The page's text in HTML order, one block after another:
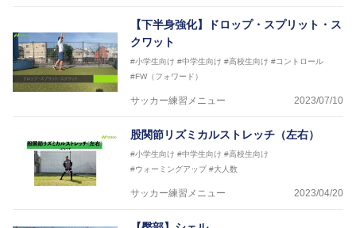
【下半身強化】ドロップ・スプリット・ス
クワット
#小学生向け #中学生向け #高校生向け #コントロール
#FW（フォワード）
サッカー練習メニュー 2023/07/10
股関節リズミカルストレッチ（左右）
#小学生向け #中学生向け #高校生向け
#ウォーミングアップ #大人数
サッカー練習メニュー 2023/04/20